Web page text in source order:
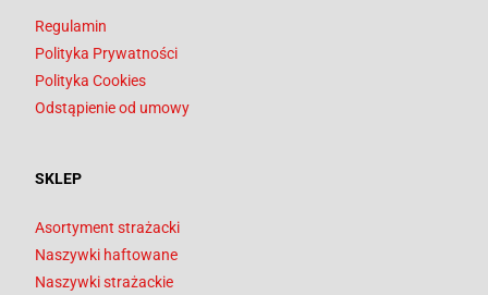
Regulamin
Polityka Prywatności
Polityka Cookies
Odstąpienie od umowy
SKLEP
Asortyment strażacki
Naszywki haftowane
Naszywki strażackie